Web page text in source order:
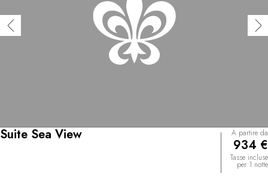
Suite Sea View A partire da
934 €
Tasse incluse
per 1 notte